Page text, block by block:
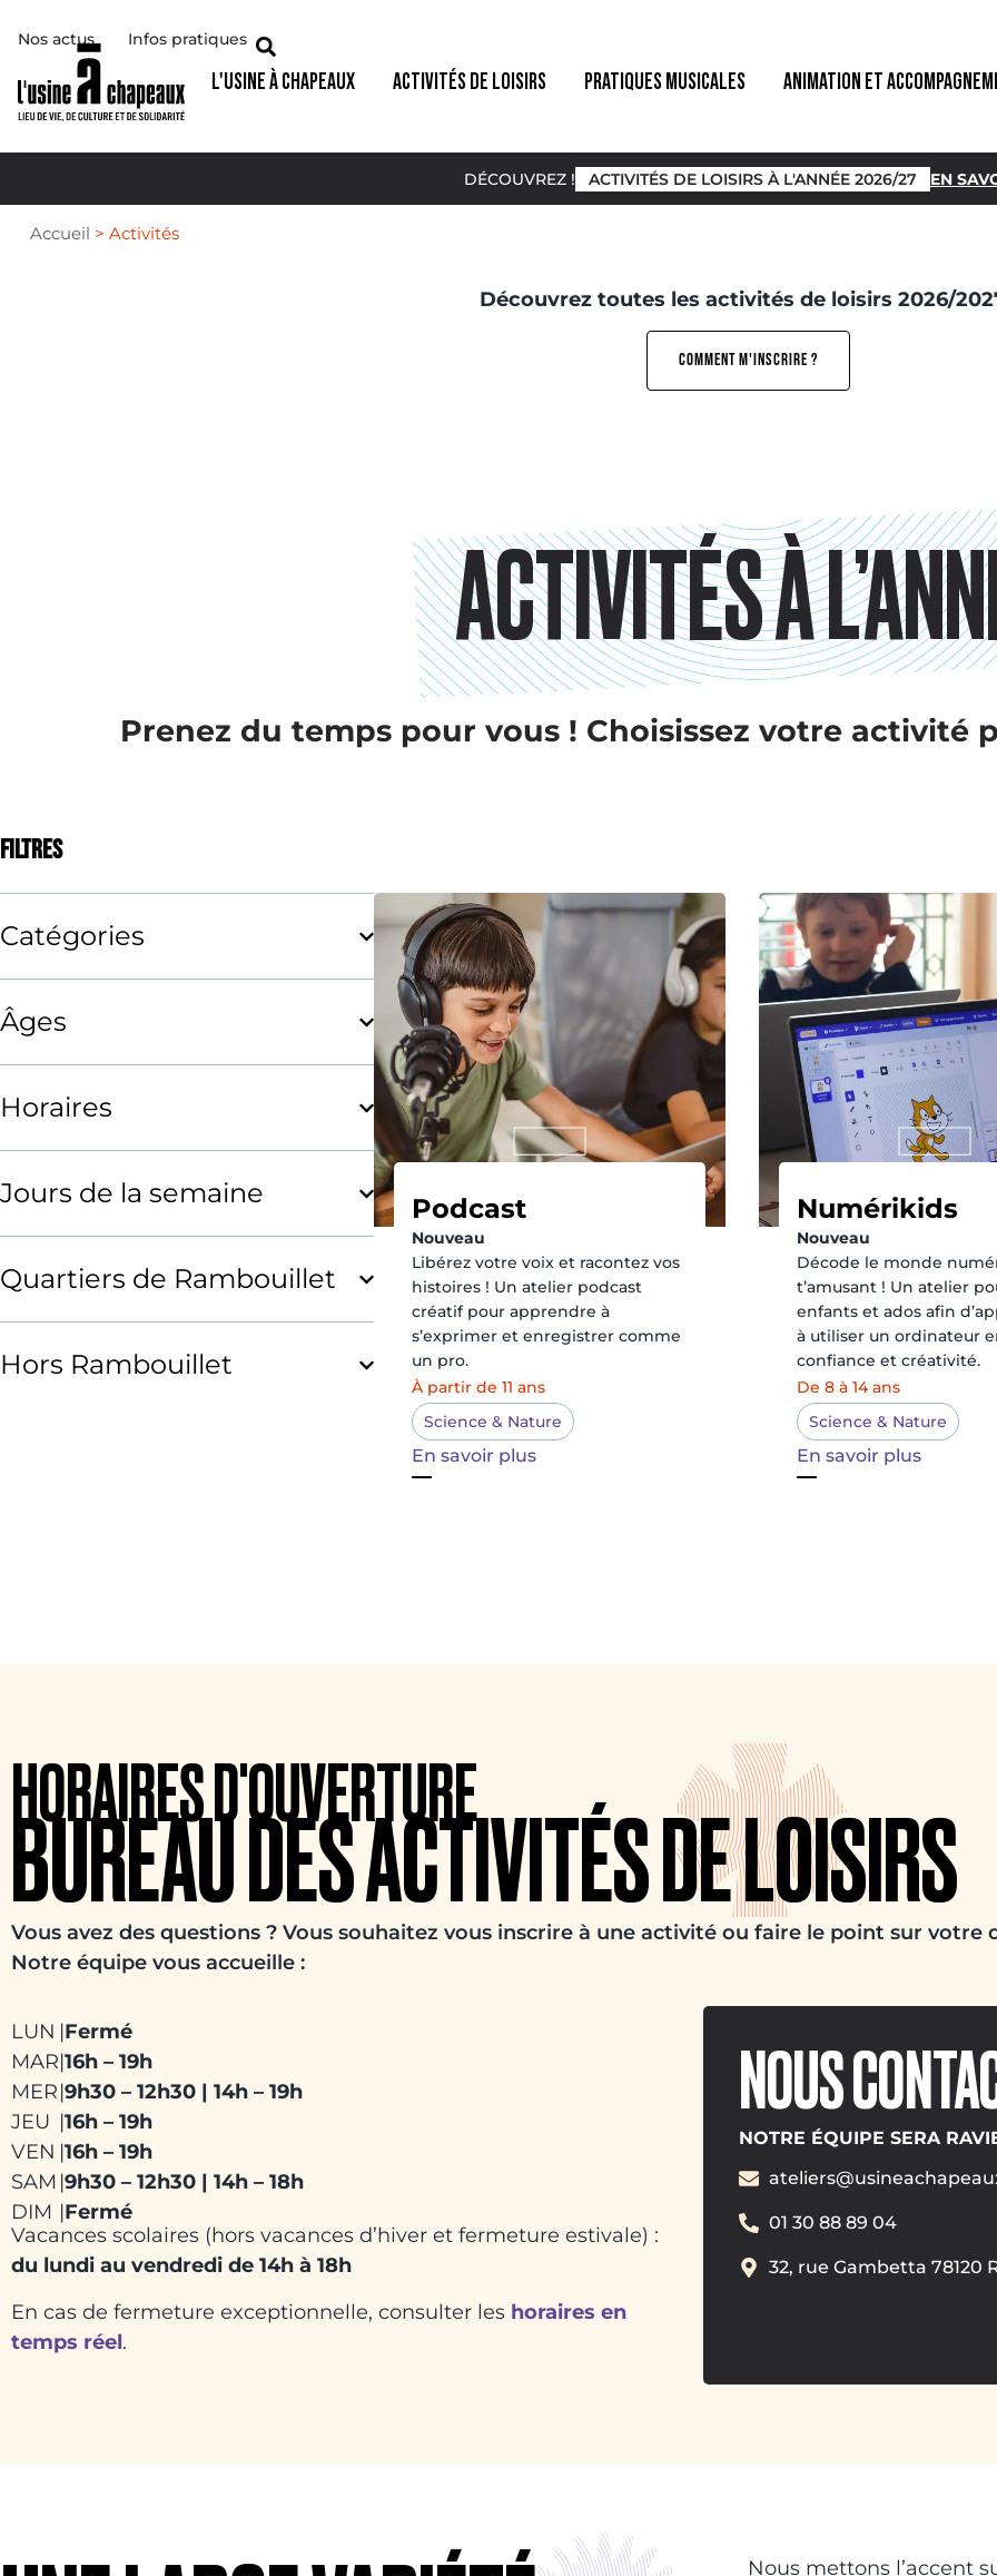
Nos actus Infos pratiques
L'USINE À CHAPEAUX ACTIVITÉS DE LOISIRS PRATIQUES MUSICALES ANIMATION ET
DÉCOUVREZ ! ACTIVITÉS DE LOISIRS À L'ANNÉE 2026/27 EN
Accueil > Activités
Découvrez toutes les activités de loisirs 2026/
COMMENT M'INSCRIRE ?
ACTIVITÉS À
Prenez du temps pour vous ! Choisissez votre activité
FILTRES
Catégories
Âges
Horaires
Jours de la semaine
Quartiers de Rambouillet
Hors Rambouillet
Podcast
Nouveau
Libérez votre voix et racontez vos
histoires ! Un atelier podcast
créatif pour apprendre à
s’exprimer et enregistrer comme
un pro.
À partir de 11 ans
Science & Nature
En savoir plus
Numérikids
Nouveau
Décode le monde
t’amusant ! Un atelier
enfants et ados afin
à utiliser un ordinateur
confiance et créativité.
De 8 à 14 ans
Science & Nature
En savoir plus
HORAIRES D'OUVERTURE
BUREAU DES ACTIVITÉS DE LOISIRS
Vous avez des questions ? Vous souhaitez vous inscrire à une activité ou faire le point sur votre
Notre équipe vous accueille :
LUN
MAR
MER
JEU
VEN
SAM
DIM
|
|
|
|
|
|
|
Fermé
16h – 19h
9h30 – 12h30 | 14h – 19h
16h – 19h
16h – 19h
9h30 – 12h30 | 14h – 18h
Fermé
Vacances scolaires (hors vacances d’hiver et fermeture estivale) :
du lundi au vendredi de 14h à 18h
En cas de fermeture exceptionnelle, consulter les horaires en
temps réel.
NOUS
NOTRE ÉQUIPE SERA
01 30 88 89 04
32, rue Gambetta 78120
Nous mettons l’accent